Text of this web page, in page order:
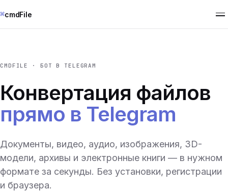
⌘cmdFile
CMDFILE · БОТ В TELEGRAM
Конвертация файлов
прямо в Telegram
Документы, видео, аудио, изображения, 3D-
модели, архивы и электронные книги — в нужном
формате за секунды. Без установки, регистрации
и браузера.